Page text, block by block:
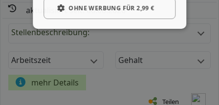
aktualisiert seit: 06.08.2026
Stellenbeschreibung:
Arbeitszeit Gehalt
mehr Details
Teilen
OHNE WERBUNG FÜR 2,99 €